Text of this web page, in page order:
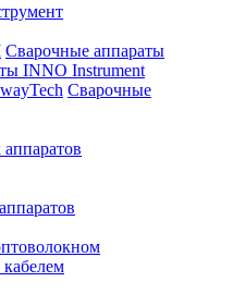
Сварочные аппараты
INNO Instrument
Cварочные